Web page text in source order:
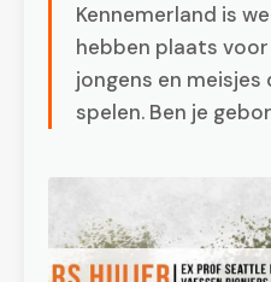
Kennemerland is
hebben plaats
jongens en meisjes
spelen. Ben je